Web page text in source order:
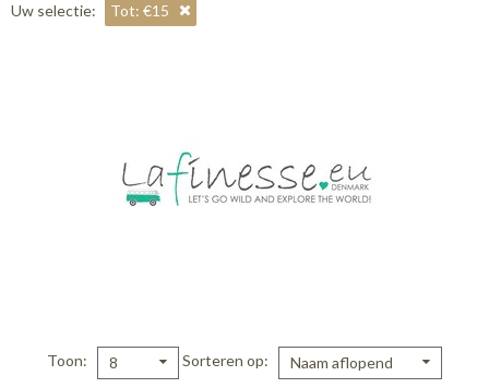
Uw selectie: Tot: €15
Toon 8 Sorteren op Naam aflopend